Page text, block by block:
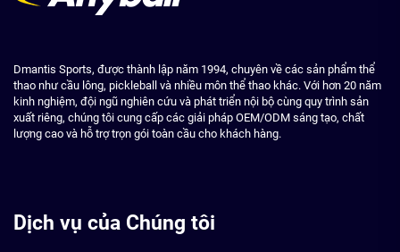
Dmantis Sports, được thành lập năm 1994, chuyên về các sản phẩm thể
thao như cầu lông, pickleball và nhiều môn thể thao khác. Với hơn 20 năm
kinh nghiệm, đội ngũ nghiên cứu và phát triển nội bộ cùng quy trình sản
xuất riêng, chúng tôi cung cấp các giải pháp OEM/ODM sáng tạo, chất
lượng cao và hỗ trợ trọn gói toàn cầu cho khách hàng.
Dịch vụ của Chúng tôi